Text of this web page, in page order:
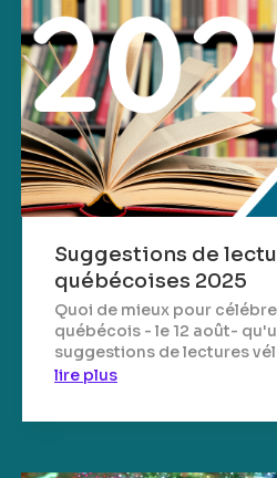
Suggestions de
québécoises 2025
Quoi de mieux pour
québécois - le 12 août-
suggestions de lectures
lire plus